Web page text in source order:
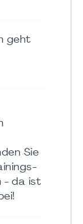
geht
Sie
- da ist